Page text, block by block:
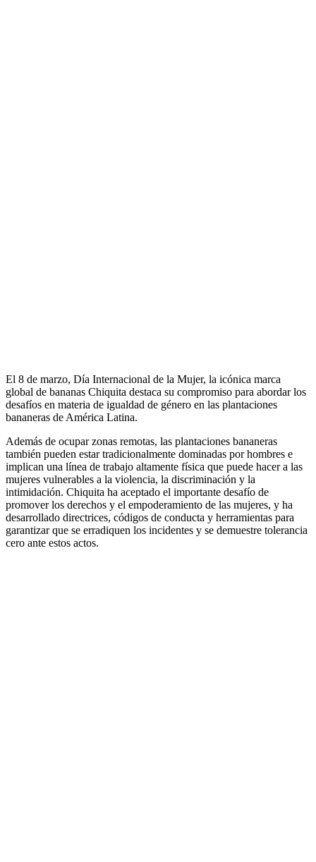
El 8 de marzo, Día Internacional de la Mujer, la icónica marca
global de bananas Chiquita destaca su compromiso para abordar los
desafíos en materia de igualdad de género en las plantaciones
bananeras de América Latina.
Además de ocupar zonas remotas, las plantaciones bananeras
también pueden estar tradicionalmente dominadas por hombres e
implican una línea de trabajo altamente física que puede hacer a las
mujeres vulnerables a la violencia, la discriminación y la
intimidación. Chiquita ha aceptado el importante desafío de
promover los derechos y el empoderamiento de las mujeres, y ha
desarrollado directrices, códigos de conducta y herramientas para
garantizar que se erradiquen los incidentes y se demuestre tolerancia
cero ante estos actos.